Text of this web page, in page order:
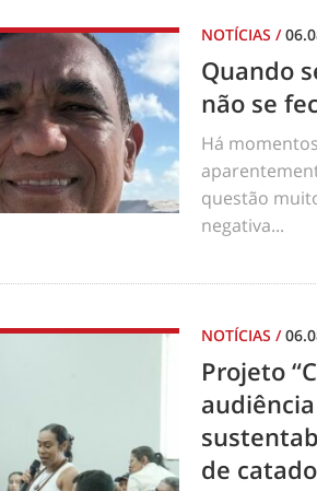
NOTÍCIAS /
Quando
não se
Há
questão
negativa...
NOTÍCIAS /
Projeto
de